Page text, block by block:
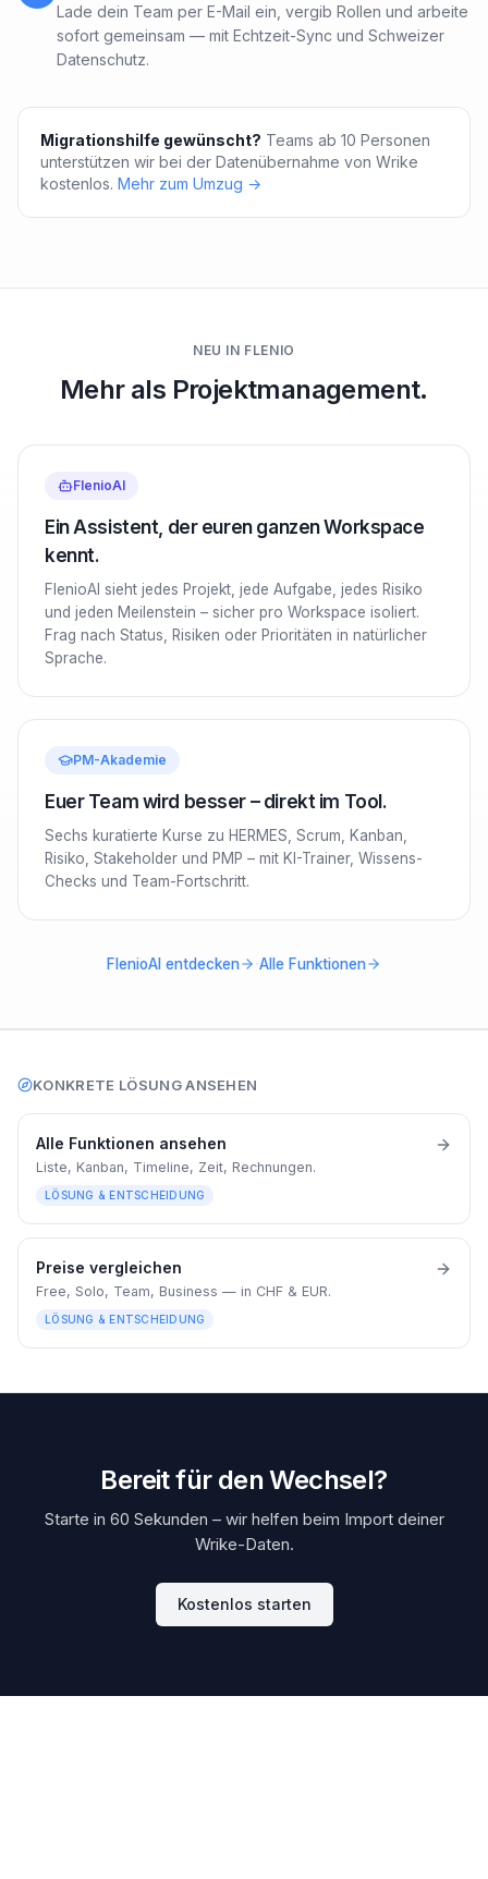
Lade dein Team per E-Mail ein, vergib Rollen und arbeite
sofort gemeinsam — mit Echtzeit-Sync und Schweizer
Datenschutz.
Migrationshilfe gewünscht? Teams ab 10 Personen
unterstützen wir bei der Datenübernahme von Wrike
kostenlos. Mehr zum Umzug →
NEU IN FLENIO
Mehr als Projektmanagement.
FlenioAI
Ein Assistent, der euren ganzen Workspace
kennt.
FlenioAI sieht jedes Projekt, jede Aufgabe, jedes Risiko
und jeden Meilenstein – sicher pro Workspace isoliert.
Frag nach Status, Risiken oder Prioritäten in natürlicher
Sprache.
PM-Akademie
Euer Team wird besser – direkt im Tool.
Sechs kuratierte Kurse zu HERMES, Scrum, Kanban,
Risiko, Stakeholder und PMP – mit KI-Trainer, Wissens-
Checks und Team-Fortschritt.
FlenioAI entdecken Alle Funktionen
KONKRETE LÖSUNG ANSEHEN
Alle Funktionen ansehen
Liste, Kanban, Timeline, Zeit, Rechnungen.
LÖSUNG & ENTSCHEIDUNG
Preise vergleichen
Free, Solo, Team, Business — in CHF & EUR.
LÖSUNG & ENTSCHEIDUNG
Bereit für den Wechsel?
Starte in 60 Sekunden – wir helfen beim Import deiner
Wrike-Daten.
Kostenlos starten